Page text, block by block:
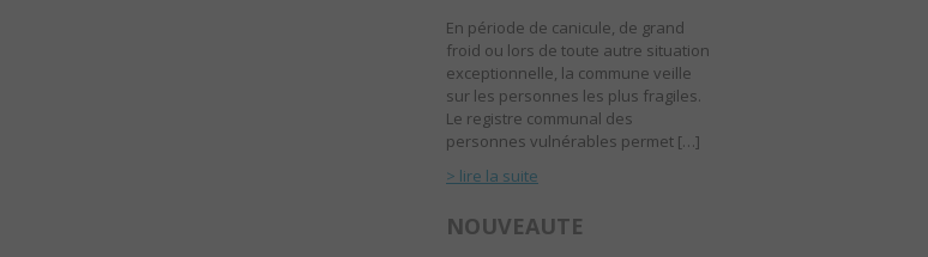
En période de canicule, de grand
froid ou lors de toute autre situation
exceptionnelle, la commune veille
sur les personnes les plus fragiles.
Le registre communal des
personnes vulnérables permet […]
> lire la suite
NOUVEAUTE